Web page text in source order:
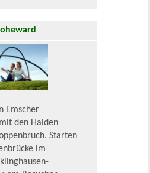
Emscher
den Halden
Starten
im